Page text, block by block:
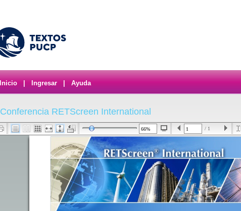
Inicio Ingresar Ayuda
Conferencia RETScreen International
/ 1